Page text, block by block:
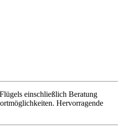
einschließlich Beratung
Hervorragende